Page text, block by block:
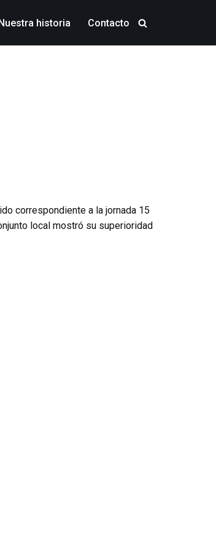
historia Contacto
correspondiente a la jornada 15
local mostró su superioridad